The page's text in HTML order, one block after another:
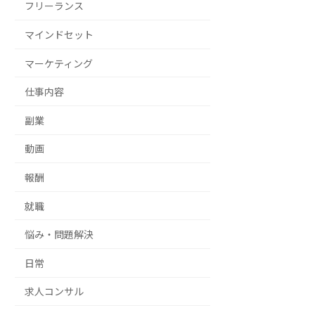
フリーランス
マインドセット
マーケティング
仕事内容
副業
動画
報酬
就職
悩み・問題解決
日常
求人コンサル